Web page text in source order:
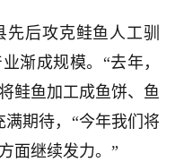
后攻克鲑鱼人工驯
渐成规模。“去年，
鲑鱼加工成鱼饼、鱼
期待，“今年我们将
面继续发力。”